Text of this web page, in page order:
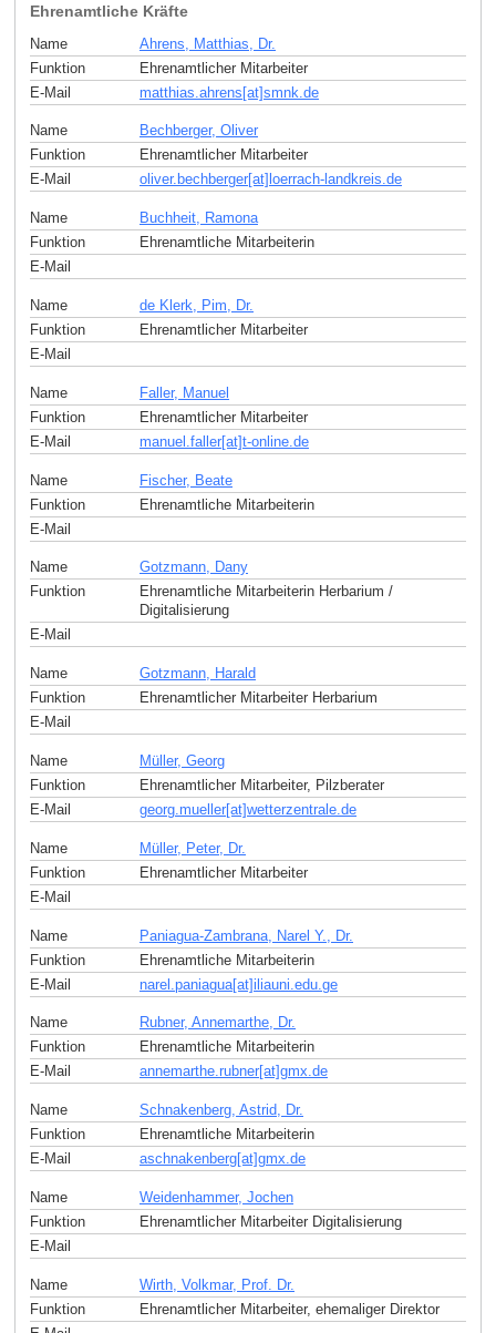
Ehrenamtliche Kräfte
Name
Ahrens, Matthias, Dr.
Funktion
Ehrenamtlicher Mitarbeiter
E-Mail
matthias.ahrens[at]smnk de
Name
Bechberger, Oliver
Funktion
Ehrenamtlicher Mitarbeiter
E-Mail
oliver.bechberger[at]loerrach-landkreis.de
Name
Buchheit, Ramona
Funktion
Ehrenamtliche Mitarbeiterin
E-Mail
Name
de Klerk, Pim, Dr.
Funktion
Ehrenamtlicher Mitarbeiter
E-Mail
Name
Faller, Manuel
Funktion
Ehrenamtlicher Mitarbeiter
E-Mail
manuel.faller[at]t-online de
Name
Fischer, Beate
Funktion
Ehrenamtliche Mitarbeiterin
E-Mail
Name
Gotzmann, Dany
Funktion
Ehrenamtliche Mitarbeiterin Herbarium /
Digitalisierung
E-Mail
Name
Gotzmann, Harald
Funktion
Ehrenamtlicher Mitarbeiter Herbarium
E-Mail
Name
Müller, Georg
Funktion
Ehrenamtlicher Mitarbeiter, Pilzberater
E-Mail
georg.mueller[at]wetterzentrale de
Name
Müller, Peter, Dr.
Funktion
Ehrenamtlicher Mitarbeiter
E-Mail
Name
Paniagua-Zambrana, Narel Y., Dr.
Funktion
Ehrenamtliche Mitarbeiterin
E-Mail
narel.paniagua[at]iliauni.edu ge
Name
Rubner, Annemarthe, Dr.
Funktion
Ehrenamtliche Mitarbeiterin
E-Mail
annemarthe.rubner[at]gmx.de
Name
Schnakenberg, Astrid, Dr.
Funktion
Ehrenamtliche Mitarbeiterin
E-Mail
aschnakenberg[at]gmx.de
Name
Weidenhammer, Jochen
Funktion
Ehrenamtlicher Mitarbeiter Digitalisierung
E-Mail
Name
Wirth, Volkmar, Prof. Dr.
Funktion
Ehrenamtlicher Mitarbeiter, ehemaliger Direktor